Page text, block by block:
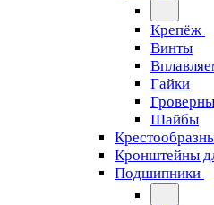
Крепёж
Винты
Гайки
Шайбы
Кронштейны
Подшипники